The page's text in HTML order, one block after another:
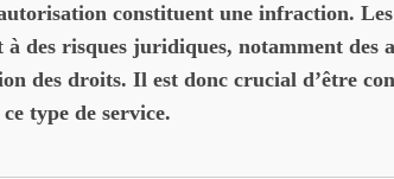
constituent une infraction.
à des risques juridiques, notamment des
des droits. Il est donc crucial d’être
type de service.